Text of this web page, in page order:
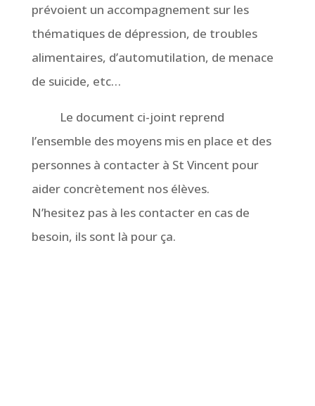
prévoient un accompagnement sur les
thématiques de dépression, de troubles
alimentaires, d’automutilation, de menace
de suicide, etc…
Le document ci-joint reprend
l’ensemble des moyens mis en place et des
personnes à contacter à St Vincent pour
aider concrètement nos élèves.
N’hesitez pas à les contacter en cas de
besoin, ils sont là pour ça.